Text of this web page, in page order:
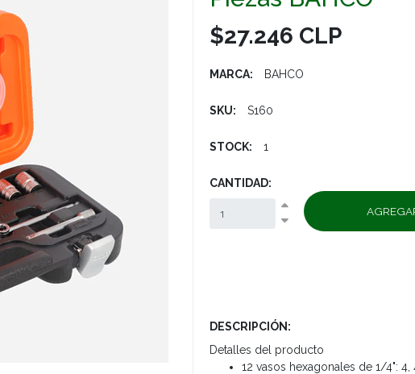
$27.246 CLP
MARCA: BAHCO
SKU: S160
STOCK: 1
CANTIDAD:
DESCRIPCIÓN:
Detalles del producto
12 vasos hexagonales de 1/4": 4,